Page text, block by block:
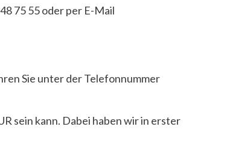
75 55 oder per E-Mail
Sie unter der Telefonnummer
sein kann. Dabei haben wir in erster